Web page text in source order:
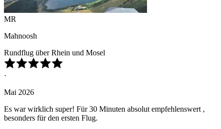
MR
Mahnoosh
Rundflug über Rhein und Mosel
·
Mai 2026
Es war wirklich super! Für 30 Minuten absolut empfehlenswert ,
besonders für den ersten Flug.